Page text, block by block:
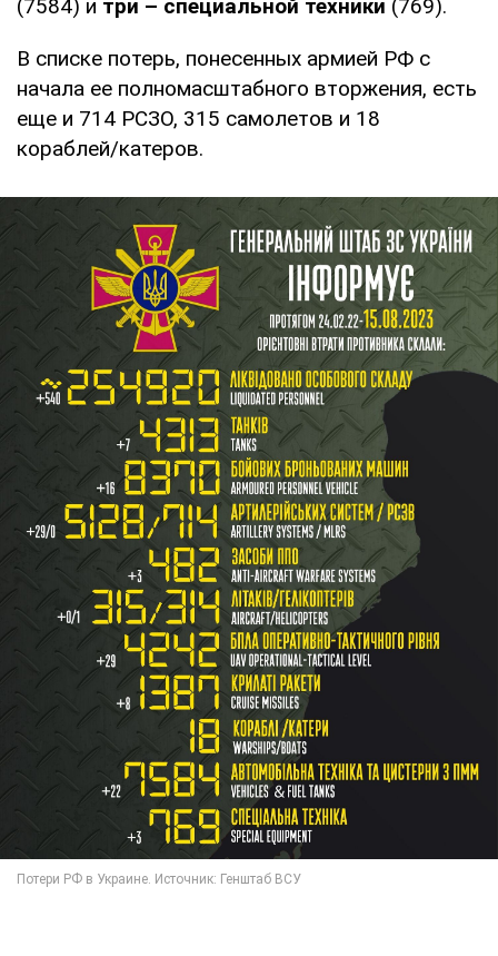
(7584) и три – специальной техники (769).
В списке потерь, понесенных армией РФ с
начала ее полномасштабного вторжения, есть
еще и 714 РСЗО, 315 самолетов и 18
кораблей/катеров.